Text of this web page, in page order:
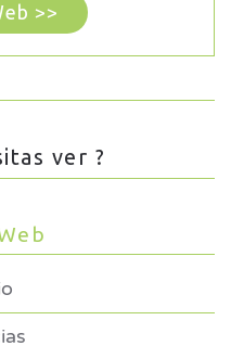
>>
ver ?